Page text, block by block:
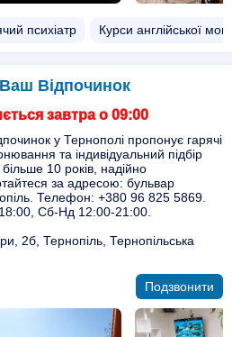
психіатр Курси англійської
Відпочинок
завтра о 09:00
у Тернополі пропонує гарячі
та індивідуальний підбір
10 років, надійно
за адресою: бульвар
Телефон: +380 96 825 5869.
Сб-Нд 12:00-21:00.
2б, Тернопіль, Тернопільська
Подзвонити